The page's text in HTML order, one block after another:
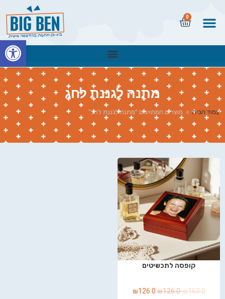
0
מתנה לגננת לחג
עמוד הבית > מוצרים המתויגים “מתנה לגננת לחג”
קופסה לתכשיטים
₪163.0
₪126.0
₪126.0